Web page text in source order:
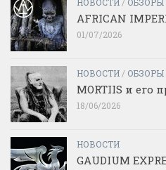
НОВОСТИ/ ОБЗОРЫ
AFRICAN
01/07/2026
НОВОСТИ/ ОБЗОРЫ
MORTIIS и его
18/06/2026
НОВОСТИ
GAUDIUM